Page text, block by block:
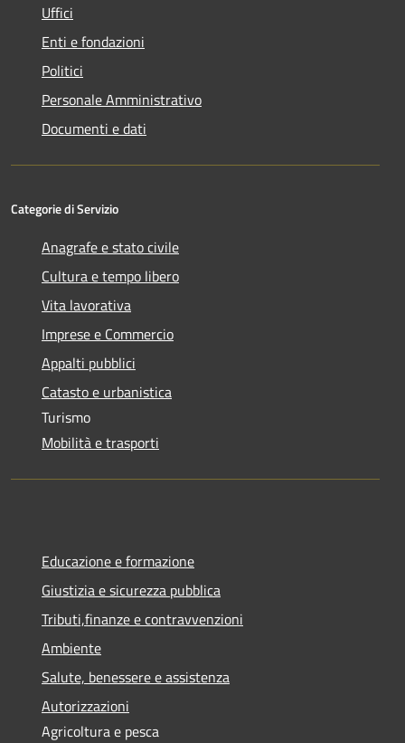
Uffici
Enti e fondazioni
Politici
Personale Amministrativo
Documenti e dati
Categorie di Servizio
Anagrafe e stato civile
Cultura e tempo libero
Vita lavorativa
Imprese e Commercio
Appalti pubblici
Catasto e urbanistica
Turismo
Mobilità e trasporti
Educazione e formazione
Giustizia e sicurezza pubblica
Tributi,finanze e contravvenzioni
Ambiente
Salute, benessere e assistenza
Autorizzazioni
Agricoltura e pesca